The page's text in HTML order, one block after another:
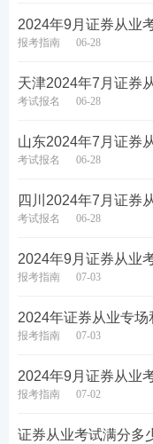
第五步：没报考的
无需上传，沿用原
第六步：选择科目
（注意从业和专项
2024年9月证券从业
报考指南 06-28
天津2024年7月证券
考试报名 06-28
山东2024年7月证券
考试报名 06-28
四川2024年7月证券
考试报名 06-28
2024年9月证券从业
报考指南 07-03
2024年证券从业专场
报考指南 07-03
2024年9月证券从业
报考指南 07-02
证券从业考试满分多